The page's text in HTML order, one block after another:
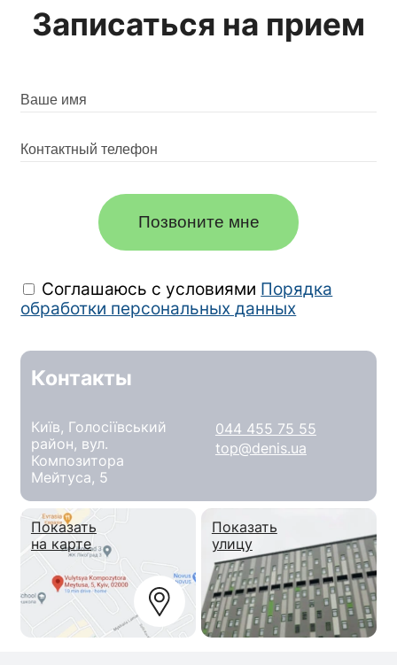
Записаться на прием
Позвоните мне
Соглашаюсь с условиями Порядка
обработки персональных данных
Контакты
Київ, Голосіївський
район, вул.
Композитора
Мейтуса, 5
044 455 75 55
top@denis.ua
Показать
на карте
Показать
улицу